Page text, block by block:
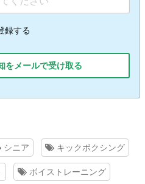
録する
をメールで受け取る
シニア キックボクシング
ボイストレーニング